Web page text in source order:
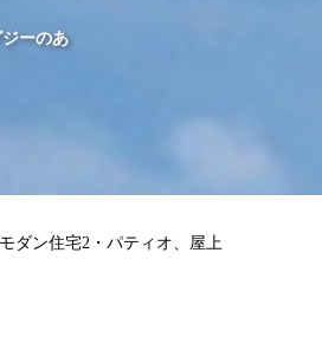
ーのあ
ダン住宅2・パティオ、屋上